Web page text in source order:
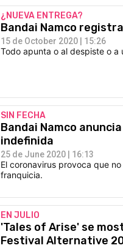
¿NUEVA ENTREGA?
Bandai Namco
15 de October 2020 | 15:26
Todo apunta o al despiste o a
SIN FECHA
Bandai Namco
indefinida
25 de June 2020 | 16:13
El coronavirus provoca que
franquicia.
EN JULIO
'Tales of Arise' se
Festival Alternative